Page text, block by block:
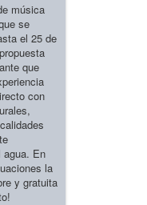
música
se
el 25 de
que
con
agua. En
la
y gratuita